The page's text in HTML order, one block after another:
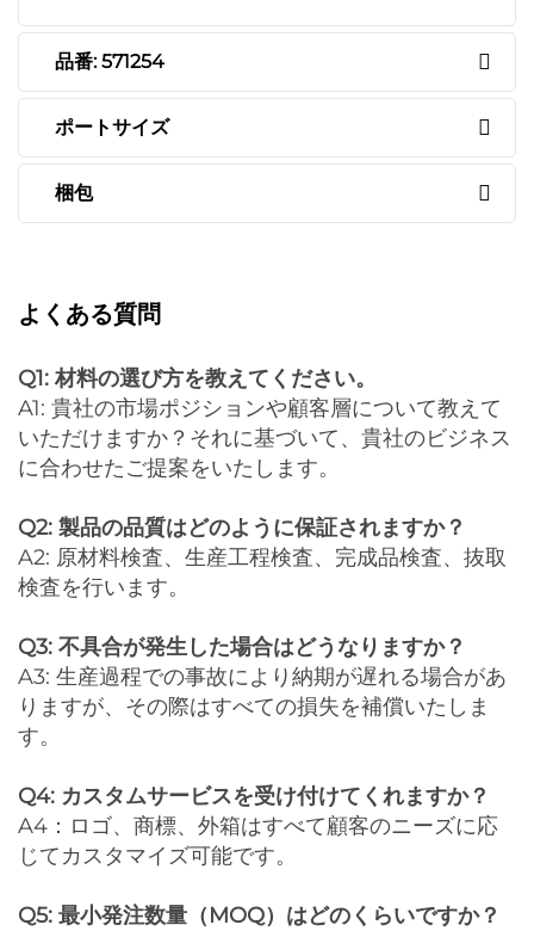
品番: 571254
ポートサイズ
梱包
よくある質問
Q1: 材料の選び方を教えてください。
A1: 貴社の市場ポジションや顧客層について教えて
いただけますか？それに基づいて、貴社のビジネス
に合わせたご提案をいたします。
Q2: 製品の品質はどのように保証されますか？
A2: 原材料検査、生産工程検査、完成品検査、抜取
検査を行います。
Q3: 不具合が発生した場合はどうなりますか？
A3: 生産過程での事故により納期が遅れる場合があ
りますが、その際はすべての損失を補償いたしま
す。
Q4: カスタムサービスを受け付けてくれますか？
A4：ロゴ、商標、外箱はすべて顧客のニーズに応
じてカスタマイズ可能です。
Q5: 最小発注数量（MOQ）はどのくらいですか？